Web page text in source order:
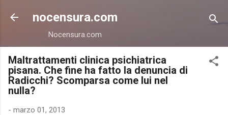
Passa ai contenuti principali
nocensura.com
Nocensura.com
Maltrattamenti clinica psichiatrica
pisana. Che fine ha fatto la denuncia di
Radicchi? Scomparsa come lui nel
nulla?
- marzo 01, 2013